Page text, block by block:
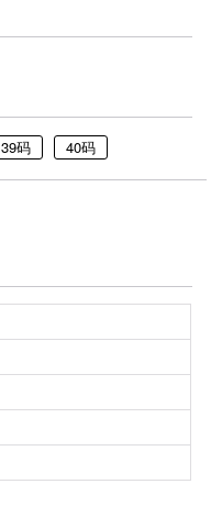
39码 40码